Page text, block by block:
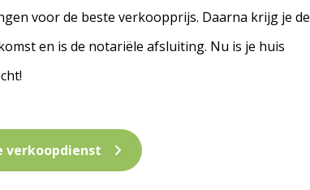
voor de beste verkoopprijs. Daarna krijg je de
en is de notariële afsluiting. Nu is je huis
verkoopdienst